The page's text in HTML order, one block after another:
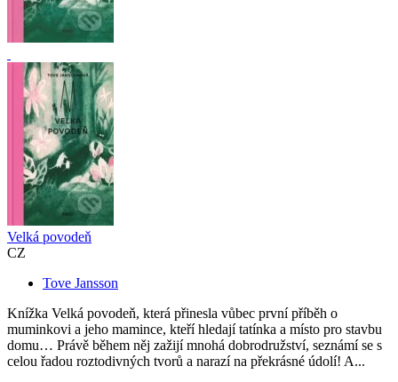
Velká povodeň
CZ
Tove Jansson
Knížka Velká povodeň, která přinesla vůbec první příběh o
muminkovi a jeho mamince, kteří hledají tatínka a místo pro stavbu
domu… Právě během něj zažijí mnohá dobrodružství, seznámí se s
celou řadou roztodivných tvorů a narazí na překrásné údolí! A...